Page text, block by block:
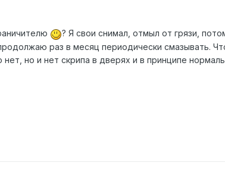
? Я свои снимал, отмыл от грязи,
раз в месяц периодически смазывать.
нет, но и нет скрипа в дверях и в принципе